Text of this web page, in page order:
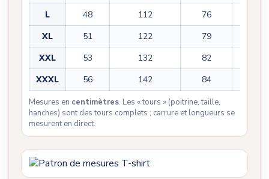
L
48 112 76
XL
51 122 79
XXL
53 132 82
XXXL
56 142 84
Mesures en centimètres. Les « tours » (poitrine, taille,
hanches) sont des tours complets ; carrure et longueurs se
mesurent en direct.